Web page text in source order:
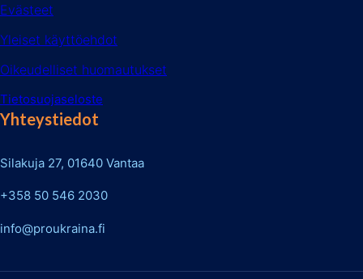
Evästeet
Yleiset käyttöehdot
Oikeudelliset huomautukset
Tietosuojaseloste
Yhteystiedot
Silakuja 27, 01640 Vantaa
+358 50 546 2030
info@proukraina.fi